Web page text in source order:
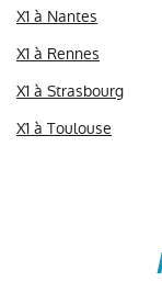
X1 à Nantes
X1 à Rennes
X1 à Strasbourg
X1 à Toulouse